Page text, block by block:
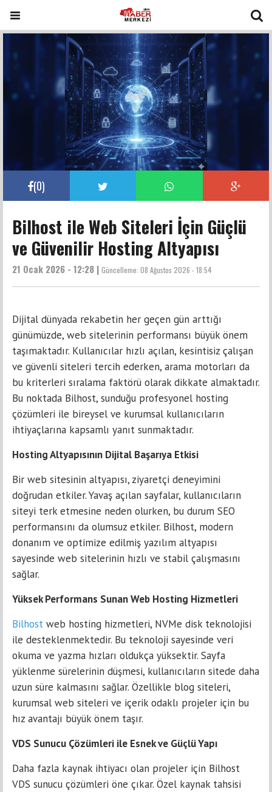
(0)
Bilhost ile Web Siteleri İçin Güçlü
ve Güvenilir Hosting Altyapısı
21 Ocak 2026 - 12:28 | Güncelleme: 08 Ağustos 2026 - 18:54
Dijital dünyada rekabetin her geçen gün arttığı
günümüzde, web sitelerinin performansı büyük önem
taşımaktadır. Kullanıcılar hızlı açılan, kesintisiz çalışan
ve güvenli siteleri tercih ederken, arama motorları da
bu kriterleri sıralama faktörü olarak dikkate almaktadır.
Bu noktada Bilhost, sunduğu profesyonel hosting
çözümleri ile bireysel ve kurumsal kullanıcıların
ihtiyaçlarına kapsamlı yanıt sunmaktadır.
Hosting Altyapısının Dijital Başarıya Etkisi
Bir web sitesinin altyapısı, ziyaretçi deneyimini
doğrudan etkiler. Yavaş açılan sayfalar, kullanıcıların
siteyi terk etmesine neden olurken, bu durum SEO
performansını da olumsuz etkiler. Bilhost, modern
donanım ve optimize edilmiş yazılım altyapısı
sayesinde web sitelerinin hızlı ve stabil çalışmasını
sağlar.
Yüksek Performans Sunan Web Hosting Hizmetleri
Bilhost web hosting hizmetleri, NVMe disk teknolojisi
ile desteklenmektedir. Bu teknoloji sayesinde veri
okuma ve yazma hızları oldukça yüksektir. Sayfa
yüklenme sürelerinin düşmesi, kullanıcıların sitede daha
uzun süre kalmasını sağlar. Özellikle blog siteleri,
kurumsal web siteleri ve içerik odaklı projeler için bu
hız avantajı büyük önem taşır.
VDS Sunucu Çözümleri ile Esnek ve Güçlü Yapı
Daha fazla kaynak ihtiyacı olan projeler için Bilhost
VDS sunucu çözümleri öne çıkar. Özel kaynak tahsisi